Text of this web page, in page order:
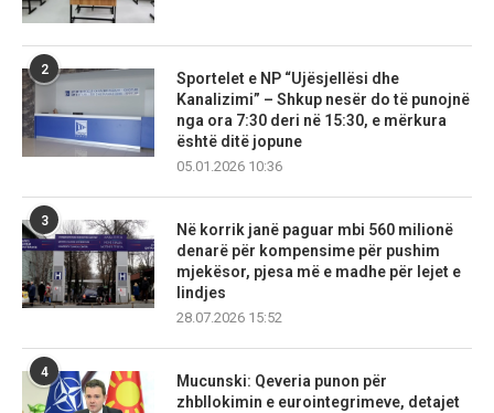
2
Sportelet e NP “Ujësjellësi dhe
Kanalizimi” – Shkup nesër do të punojnë
nga ora 7:30 deri në 15:30, e mërkura
është ditë jopune
05.01.2026 10:36
3
Në korrik janë paguar mbi 560 milionë
denarë për kompensime për pushim
mjekësor, pjesa më e madhe për lejet e
lindjes
28.07.2026 15:52
4
Mucunski: Qeveria punon për
zhbllokimin e eurointegrimeve, detajet